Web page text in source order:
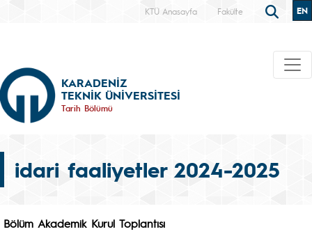
KTÜ Anasayfa Fakülte EN
KARADENİZ
TEKNİK ÜNİVERSİTESİ
Tarih Bölümü
idari faaliyetler 2024-2025
Bölüm Akademik Kurul Toplantısı